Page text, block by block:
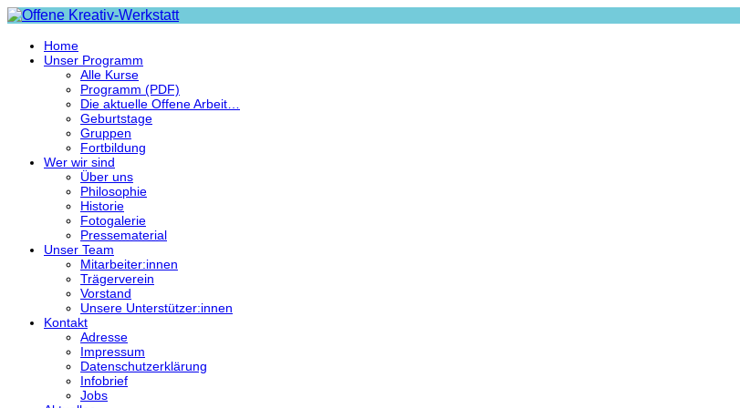
Home
Unser Programm
Alle Kurse
Programm (PDF)
Die aktuelle Offene Arbeit…
Geburtstage
Gruppen
Fortbildung
Wer wir sind
Über uns
Philosophie
Historie
Fotogalerie
Pressematerial
Unser Team
Mitarbeiter:innen
Trägerverein
Vorstand
Unsere Unterstützer:innen
Kontakt
Adresse
Impressum
Datenschutzerklärung
Infobrief
Jobs